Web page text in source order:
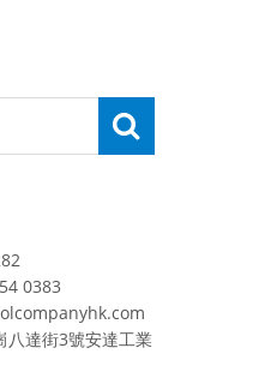
0383
八達街3號安達工業